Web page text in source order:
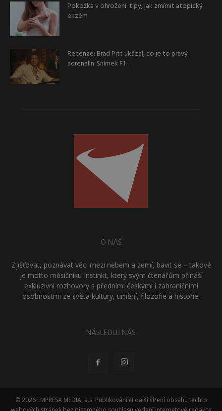
Pokožka v ohrožení: tipy, jak zmírnit atopický
ekzém
Recenze: Brad Pitt ukázal, co je to pravý
adrenalin. Snímek F1...
O NÁS
Zjišťovat, poznávat věci mezi nebem a zemí, bavit se – takové
je motto měsíčníku Instinkt, který svým čtenářům přináší
exkluzivní rozhovory s předními českými i zahraničními
osobnostmi ze světa kultury, umění, filozofie a historie.
NÁSLEDUJ NÁS
© 2026 EMPRESA MEDIA, a.s. Publikování či další šíření obsahu těchto